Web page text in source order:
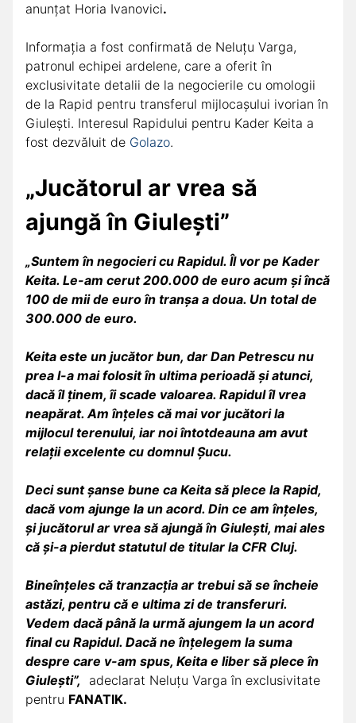
anunțat Horia Ivanovici.
Informația a fost confirmată de Neluțu Varga,
patronul echipei ardelene, care a oferit în
exclusivitate detalii de la negocierile cu omologii
de la Rapid pentru transferul mijlocașului ivorian în
Giulești. Interesul Rapidului pentru Kader Keita a
fost dezvăluit de Golazo.
„Jucătorul ar vrea să
ajungă în Giulești”
„Suntem în negocieri cu Rapidul. Îl vor pe Kader
Keita. Le-am cerut 200.000 de euro acum și încă
100 de mii de euro în tranșa a doua. Un total de
300.000 de euro.
Keita este un jucător bun, dar Dan Petrescu nu
prea l-a mai folosit în ultima perioadă și atunci,
dacă îl ținem, îi scade valoarea. Rapidul îl vrea
neapărat. Am înțeles că mai vor jucători la
mijlocul terenului, iar noi întotdeauna am avut
relații excelente cu domnul Șucu.
Deci sunt șanse bune ca Keita să plece la Rapid,
dacă vom ajunge la un acord. Din ce am înțeles,
și jucătorul ar vrea să ajungă în Giulești, mai ales
că și-a pierdut statutul de titular la CFR Cluj.
Bineînțeles că tranzacția ar trebui să se încheie
astăzi, pentru că e ultima zi de transferuri.
Vedem dacă până la urmă ajungem la un acord
final cu Rapidul. Dacă ne înțelegem la suma
despre care v-am spus, Keita e liber să plece în
Giulești”, adeclarat Neluțu Varga în exclusivitate
pentru FANATIK.